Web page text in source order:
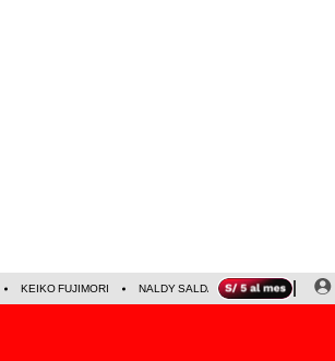
KEIKO FUJIMORI NALDY SALDAÑA JAVIER MILEI